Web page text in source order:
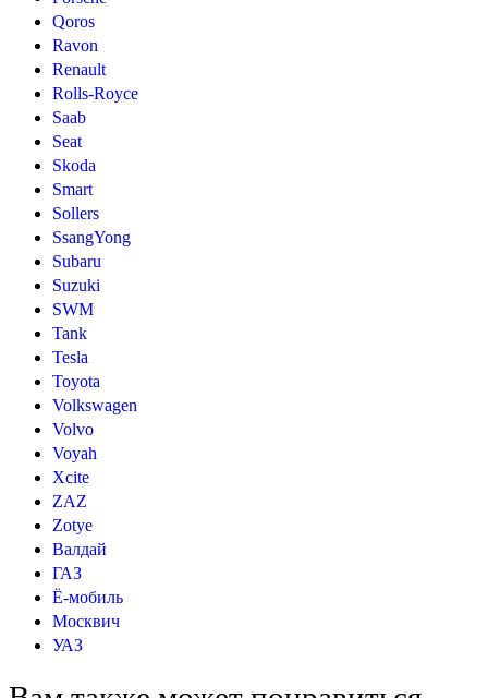
Qoros
Ravon
Renault
Rolls-Royce
Saab
Seat
Skoda
Smart
Sollers
SsangYong
Subaru
Suzuki
SWM
Tank
Tesla
Toyota
Volkswagen
Volvo
Voyah
Xcite
ZAZ
Zotye
Валдай
ГАЗ
Ё-мобиль
Москвич
УАЗ